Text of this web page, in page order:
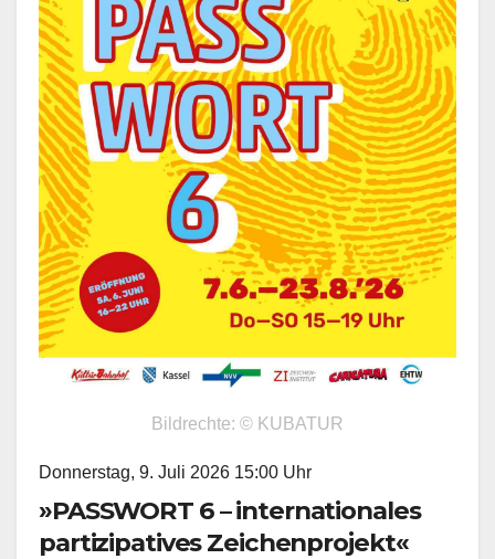
Bildrechte: © KUBATUR
Donnerstag, 9. Juli 2026 15:00 Uhr
»PASSWORT 6 – internationales
partizipatives Zeichenprojekt«